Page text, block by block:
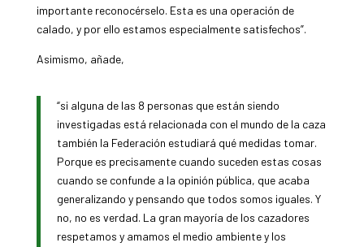
importante reconocérselo. Esta es una operación de
calado, y por ello estamos especialmente satisfechos”.
Asimismo, añade,
“si alguna de las 8 personas que están siendo
investigadas está relacionada con el mundo de la caza
también la Federación estudiará qué medidas tomar.
Porque es precisamente cuando suceden estas cosas
cuando se confunde a la opinión pública, que acaba
generalizando y pensando que todos somos iguales. Y
no, no es verdad. La gran mayoría de los cazadores
respetamos y amamos el medio ambiente y los